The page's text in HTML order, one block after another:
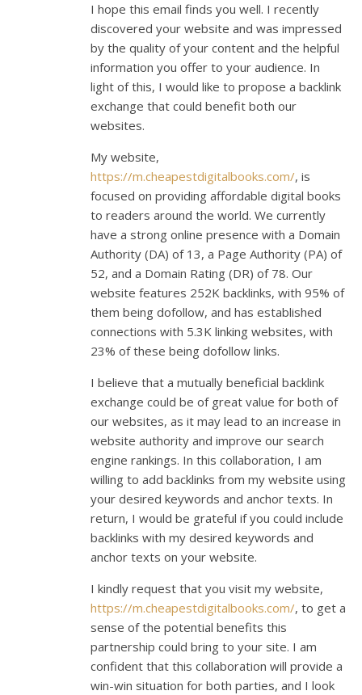
I hope this email finds you well. I recently
discovered your website and was impressed
by the quality of your content and the helpful
information you offer to your audience. In
light of this, I would like to propose a backlink
exchange that could benefit both our
websites.
My website,
https://m.cheapestdigitalbooks.com/, is
focused on providing affordable digital books
to readers around the world. We currently
have a strong online presence with a Domain
Authority (DA) of 13, a Page Authority (PA) of
52, and a Domain Rating (DR) of 78. Our
website features 252K backlinks, with 95% of
them being dofollow, and has established
connections with 5.3K linking websites, with
23% of these being dofollow links.
I believe that a mutually beneficial backlink
exchange could be of great value for both of
our websites, as it may lead to an increase in
website authority and improve our search
engine rankings. In this collaboration, I am
willing to add backlinks from my website using
your desired keywords and anchor texts. In
return, I would be grateful if you could include
backlinks with my desired keywords and
anchor texts on your website.
I kindly request that you visit my website,
https://m.cheapestdigitalbooks.com/, to get a
sense of the potential benefits this
partnership could bring to your site. I am
confident that this collaboration will provide a
win-win situation for both parties, and I look